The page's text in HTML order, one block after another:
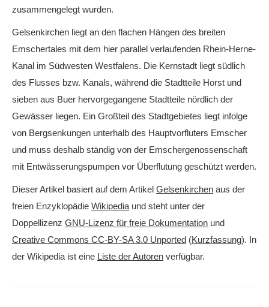
zusammengelegt wurden.
Gelsenkirchen liegt an den flachen Hängen des breiten
Emschertales mit dem hier parallel verlaufenden Rhein-Herne-
Kanal im Südwesten Westfalens. Die Kernstadt liegt südlich
des Flusses bzw. Kanals, während die Stadtteile Horst und
sieben aus Buer hervorgegangene Stadtteile nördlich der
Gewässer liegen. Ein Großteil des Stadtgebietes liegt infolge
von Bergsenkungen unterhalb des Hauptvorfluters Emscher
und muss deshalb ständig von der Emschergenossenschaft
mit Entwässerungspumpen vor Überflutung geschützt werden.
Dieser Artikel basiert auf dem Artikel Gelsenkirchen aus der
freien Enzyklopädie Wikipedia und steht unter der
Doppellizenz GNU-Lizenz für freie Dokumentation und
Creative Commons CC-BY-SA 3.0 Unported (Kurzfassung). In
der Wikipedia ist eine Liste der Autoren verfügbar.